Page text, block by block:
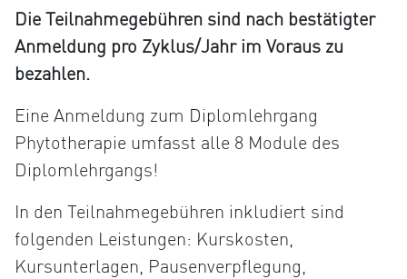
Die Teilnahmegebühren sind nach bestätigter
Anmeldung pro Zyklus/Jahr im Voraus zu
bezahlen.
Eine Anmeldung zum Diplomlehrgang
Phytotherapie umfasst alle 8 Module des
Diplomlehrgangs!
In den Teilnahmegebühren inkludiert sind
folgenden Leistungen: Kurskosten,
Kursunterlagen, Pausenverpflegung,